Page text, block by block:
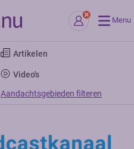
Menu
Artikelen
Video's
Aandachtsgebieden filteren